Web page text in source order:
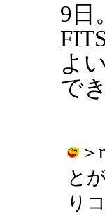
9日
よ
で
＞
と
り